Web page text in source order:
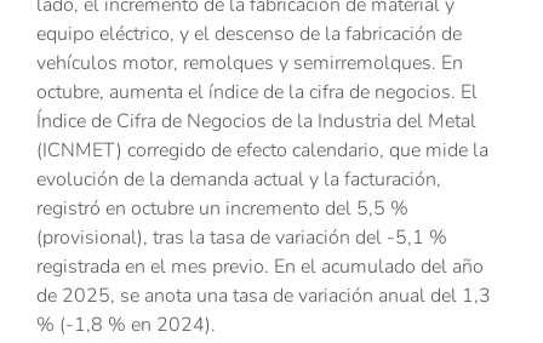
lado, el incremento de la fabricación de material y
equipo eléctrico, y el descenso de la fabricación de
vehículos motor, remolques y semirremolques. En
octubre, aumenta el índice de la cifra de negocios. El
Índice de Cifra de Negocios de la Industria del Metal
(ICNMET) corregido de efecto calendario, que mide la
evolución de la demanda actual y la facturación,
registró en octubre un incremento del 5,5 %
(provisional), tras la tasa de variación del -5,1 %
registrada en el mes previo. En el acumulado del año
de 2025, se anota una tasa de variación anual del 1,3
% (-1,8 % en 2024).